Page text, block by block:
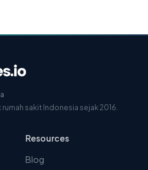
sakit Indonesia sejak 2016.
Resources
Blog